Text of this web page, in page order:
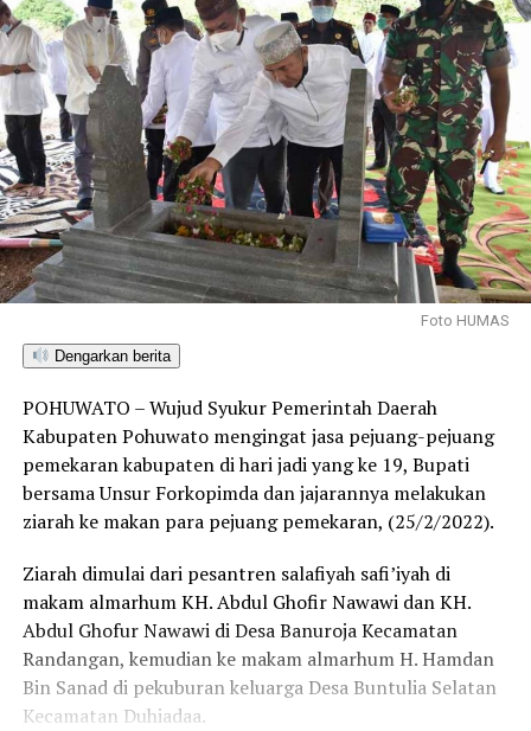
Foto HUMAS
Dengarkan berita
POHUWATO – Wujud Syukur Pemerintah Daerah
Kabupaten Pohuwato mengingat jasa pejuang-pejuang
pemekaran kabupaten di hari jadi yang ke 19, Bupati
bersama Unsur Forkopimda dan jajarannya melakukan
ziarah ke makan para pejuang pemekaran, (25/2/2022).
Ziarah dimulai dari pesantren salafiyah safi’iyah di
makam almarhum KH. Abdul Ghofir Nawawi dan KH.
Abdul Ghofur Nawawi di Desa Banuroja Kecamatan
Randangan, kemudian ke makam almarhum H. Hamdan
Bin Sanad di pekuburan keluarga Desa Buntulia Selatan
Kecamatan Duhiadaa.